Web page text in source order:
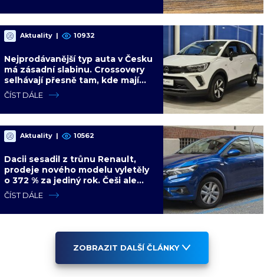
Aktuality | 10932
Nejprodávanější typ auta v Česku
má zásadní slabinu. Crossovery
selhávají přesně tam, kde mají
být nejsilnější
ČÍST DÁLE
Aktuality | 10562
Dacii sesadil z trůnu Renault,
prodeje nového modelu vyletěly
o 372 % za jediný rok. Češi ale
jedou svojí pohádku
ČÍST DÁLE
ZOBRAZIT DALŠÍ ČLÁNKY